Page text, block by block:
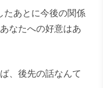
たあとに今後の関係
なたへの好意はあ
、後先の話なんて